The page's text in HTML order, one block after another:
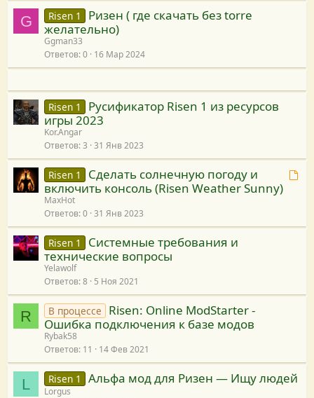
с
G Risen 1
Ризен ( где скачать без torre
желательно)
Ggman33
Ответов 0 16 Мар 2024
Risen 1
Русификатор Risen 1 из ресурсов
игры 2023
Kor.Angar
Ответов 3 31 Янв 2023
п
я
к
Risen 1
Сделать солнечную погоду и
включить консоль (Risen Weather Sunny)
MaxHot
Ответов 0 31 Янв 2023
Risen 1
Системные требования и
технические вопросы
Yelawolf
Ответов 8 5 Ноя 2021
R В процессе
Risen: Online ModStarter -
Ошибка подключения к базе модов
Rybak58
Ответов 11 14 Фев 2021
L Risen 1 Альфа мод для Ризен — Ищу людей
Lorgus